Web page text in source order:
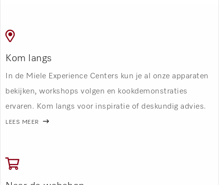
Kom langs
In de Miele Experience Centers kun je al onze apparaten
bekijken, workshops volgen en kookdemonstraties
ervaren. Kom langs voor inspiratie of deskundig advies.
LEES MEER